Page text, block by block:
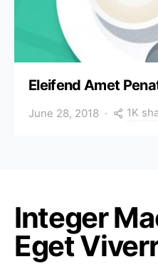
Eleifend Amet
June 28, 2018 1K
Integer
Eget